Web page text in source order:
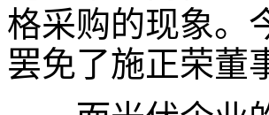
格采购的现象。
罢免了施正荣董